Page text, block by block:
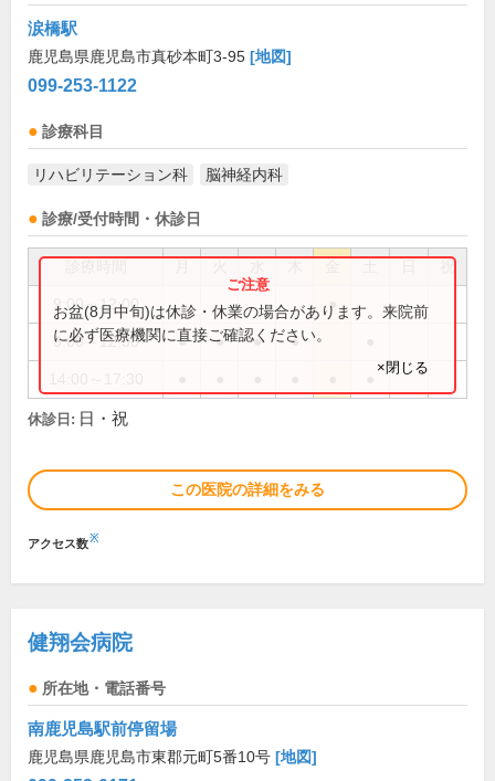
涙橋駅
鹿児島県鹿児島市真砂本町3-95 [地図]
099-253-1122
診療科目
リハビリテーション科 脳神経内科
診療/受付時間・休診日
祝
9:00～12:00 ●
9:00～12:30 ● ● ● ●
お盆(8月中旬)は休診・休業の場合があります。来院前
に必ず医療機関に直接ご確認ください。
×閉じる
休診日: 日・祝
この医院の詳細をみる
アクセス数※
健翔会病院
所在地・電話番号
南鹿児島駅前停留場
鹿児島県鹿児島市東郡元町5番10号 [地図]